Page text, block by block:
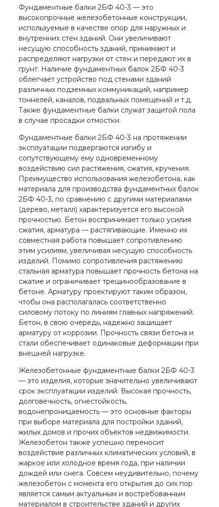
Фундаментные балки 2БФ 40-3 — это
высокопрочные железобетонные конструкции,
используемые в качестве опор для наружных и
внутренних стен зданий. Они увеличивают
несущую способность зданий, принимают и
распределяют нагрузки от стен и передают их в
грунт. Наличие фундаментных балок 2БФ 40-3
облегчает устройство под стенами зданий
различных подземных коммуникаций, например
тоннелей, каналов, подвальных помещений и т.д.
Также фундаментные балки служат защитой пола
в случае просадки отмостки.
Фундаментные балки 2БФ 40-3 на протяжении
эксплуатации подвергаются изгибу и
сопутствующему ему одновременному
воздействию сил растяжения, сжатия, кручения.
Преимущество использования железобетона, как
материала для производства фундаментных балок
2БФ 40-3, по сравнению с другими материалами
(дерево, металл) характеризуется его высокой
прочностью. Бетон воспринимает только усилия
сжатия, арматура — растягивающие. Именно их
совместная работа повышает сопротивлению
этим усилиям, увеличивая несущую способность
изделий. Помимо сопротивления растяжению
стальная арматура повышает прочность бетона на
сжатие и ограничивает трещинообразование в
бетоне. Арматуру проектируют таким образом,
чтобы она располагалась соответственно
силовому потоку по линиям главных напряжений.
Бетон, в свою очередь, надежно защищает
арматуру от коррозии. Прочность связи бетона и
стали обеспечивает одинаковые деформации при
внешней нагрузке.
Железобетонные фундаментные балки 2БФ 40-3
— это изделия, которые значительно увеличивают
срок эксплуатации изделий. Высокая прочность,
долговечность, огнестойкость,
водонепроницаемость — это основные факторы
при выборе материала для постройки зданий,
жилых домов и прочих объектов недвижимости.
Железобетон также успешно переносит
воздействие различных климатических условий, в
жаркое или холодное время года, при наличии
дождей или снега. Совсем неудивительно, почему
железобетон с момента его открытия до сих пор
является самым актуальным и востребованным
материалом в строительстве зданий и других